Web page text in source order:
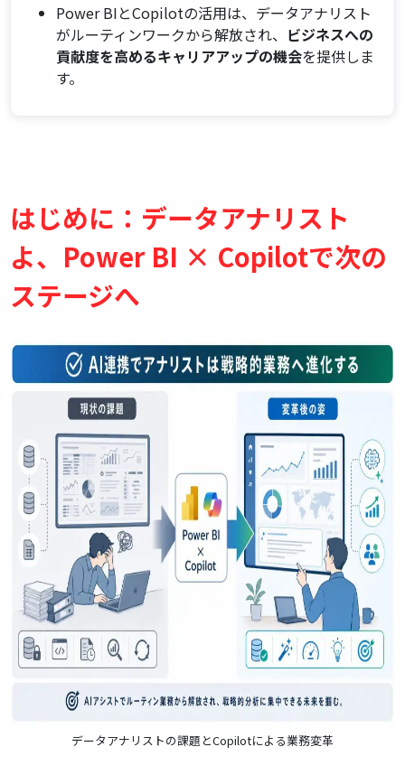
のコツ
経営層が「動く」洞察を引き出す分析とレポーティ
ングの実践
Power BI × Copilotを最大限に活用するためのヒント
ど）との連携による可能性
まとめ：Power BI × Copilotでデータドリブンな意思
決定を加速する
データアナリストの未来とキャリアアップの展望
今すぐ実践を始めるためのネクストステップとリソ
Power BIとCopilotの活用は、データアナリスト
がルーティンワークから解放され、 ビジネスへの
貢献度を高めるキャリアアップの機会を提供しま
す。
はじめに：データアナリスト
よ、Power BI × Copilotで次の
ステージへ
データアナリストの課題とCopilotによる業務変革